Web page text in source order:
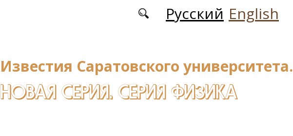
Русский English
Известия Саратовского университета.
НОВАЯ СЕРИЯ. СЕРИЯ ФИЗИКА